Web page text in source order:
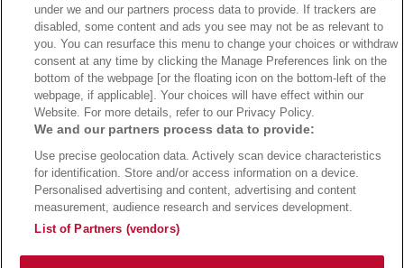
→Bwin Bonus →Bwin besuchen
Alle Anbieter auf dieser Webseite sind offiziell in Deutschland
under we and our partners process data to provide. If trackers are
disabled, some content and ads you see may not be as relevant to
you. You can resurface this menu to change your choices or withdraw
consent at any time by clicking the Manage Preferences link on the
bottom of the webpage [or the floating icon on the bottom-left of the
webpage, if applicable]. Your choices will have effect within our
Website. For more details, refer to our Privacy Policy.
We and our partners process data to provide:
Use precise geolocation data. Actively scan device characteristics
for identification. Store and/or access information on a device.
Personalised advertising and content, advertising and content
measurement, audience research and services development.
List of Partners (vendors)